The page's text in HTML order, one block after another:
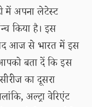
में अपना लेटेस्ट
किया है। इस
आज से भारत में इस
बता दें कि इस
का दूसरा
अल्ट्रा वेरिएंट